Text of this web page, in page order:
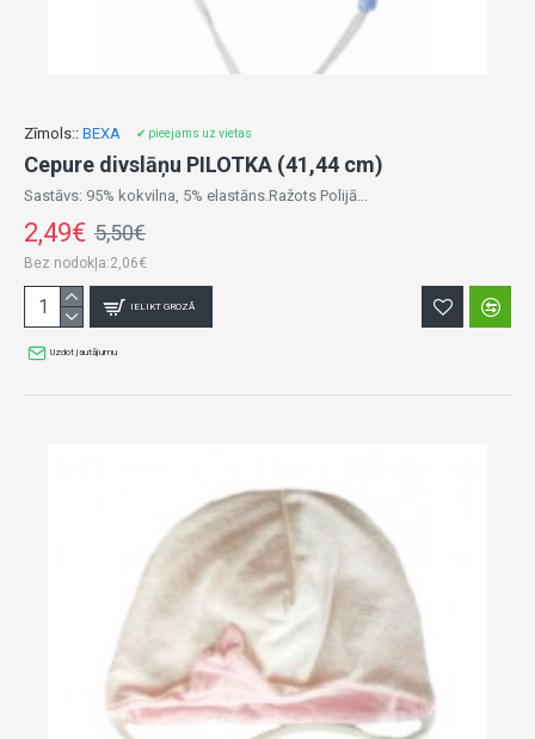
Zīmols:: BEXA ✔ pieejams uz vietas
Cepure divslāņu PILOTKA (41,44 cm)
Sastāvs: 95% kokvilna, 5% elastāns.Ražots Polijā...
2,49€ 5,50€
Bez nodokļa:2,06€
IELIKT GROZĀ
Uzdot jautājumu